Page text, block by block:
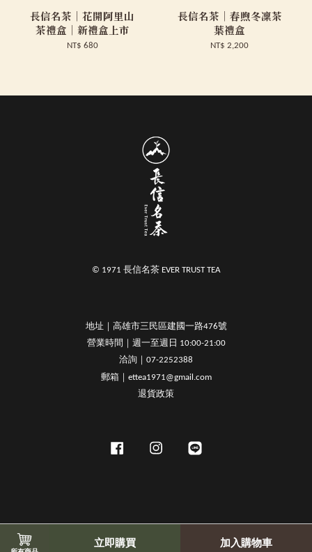
立即購買 加入購物車
長信名茶｜花開阿里山
茶禮盒｜新禮盒上市
NT$ 680
長信名茶｜春煦冬凜茶
葉禮盒
NT$ 2,200
© 1971 長信名茶 EVER TRUST TEA
地址｜高雄市三民區建國一路476號
營業時間｜週一至週日 10:00-21:00
洽詢｜07-2252388
郵箱｜ettea1971@gmail.com
退貨政策
Facebook Instagram